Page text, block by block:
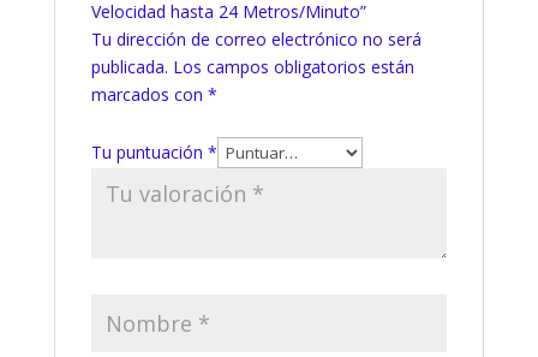
Velocidad hasta 24 Metros/Minuto”
Tu dirección de correo electrónico no será
publicada. Los campos obligatorios están
marcados con *
Tu puntuación *